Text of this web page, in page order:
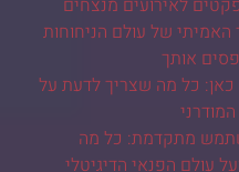
לאירועים מנצחים
של עולם הניחוחות
אותך
כל מה שצריך לדעת על
מתקדמת: כל מה